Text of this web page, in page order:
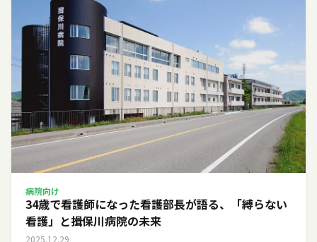
病院向け
34歳で看護師になった看護部長が語る、「縛らない
看護」と揖保川病院の未来
2025.12.29